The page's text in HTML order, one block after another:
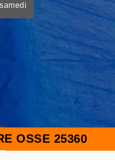
OSSE 25360